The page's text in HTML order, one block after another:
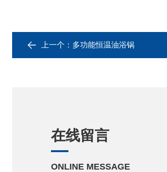
上一个： 多功能恒温油浴锅
在线留言
ONLINE MESSAGE